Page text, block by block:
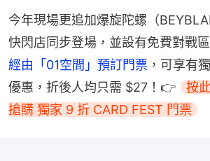
今年現場更追加爆旋陀螺（
快閃店同步登場，並設有免費對戰
經由「01空間」預訂門票 ，可享有
優惠，折後人均只需 $27！👉
按
搶購 獨家 9 折 CARD FEST 門票